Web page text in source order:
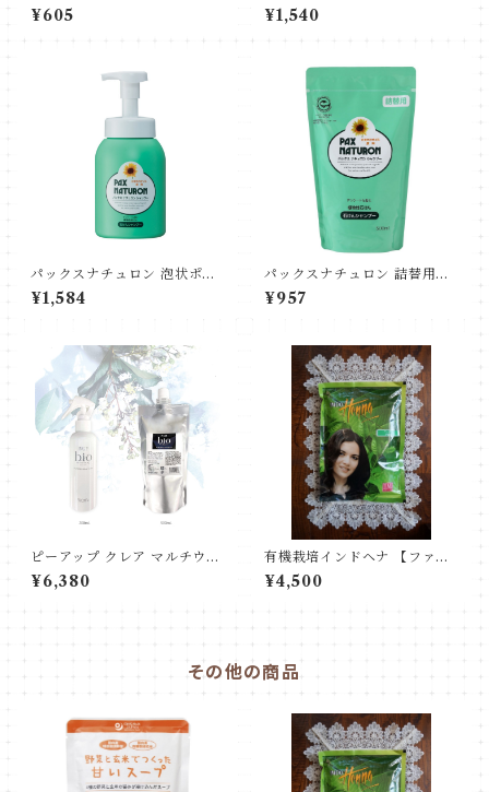
¥605
ンディショナー（スパイシー
トワイライト）
¥1,540
パックスナチュロン 泡状ポン
プ式シャンプー
¥1,584
パックスナチュロン 詰替用シ
ャンプー
¥957
ピーアップ クレア マルチウォ
ーター 500ml【正規品・㈱フ
ロンテ認証番号B627】
¥6,380
有機栽培インドヘナ 【ファイ
ン】500g 大袋 お徳用
¥4,500
その他の商品